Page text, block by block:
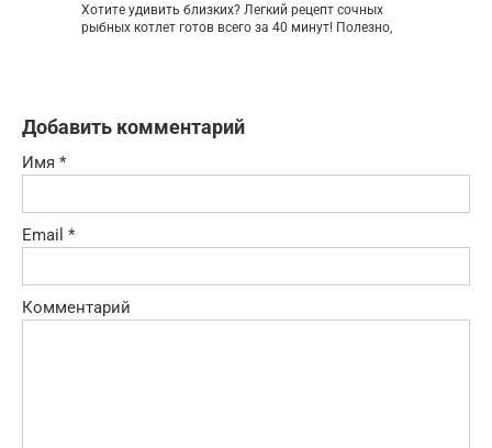
Хотите удивить близких? Легкий рецепт сочных
рыбных котлет готов всего за 40 минут! Полезно,
Добавить комментарий
Имя *
Email *
Комментарий